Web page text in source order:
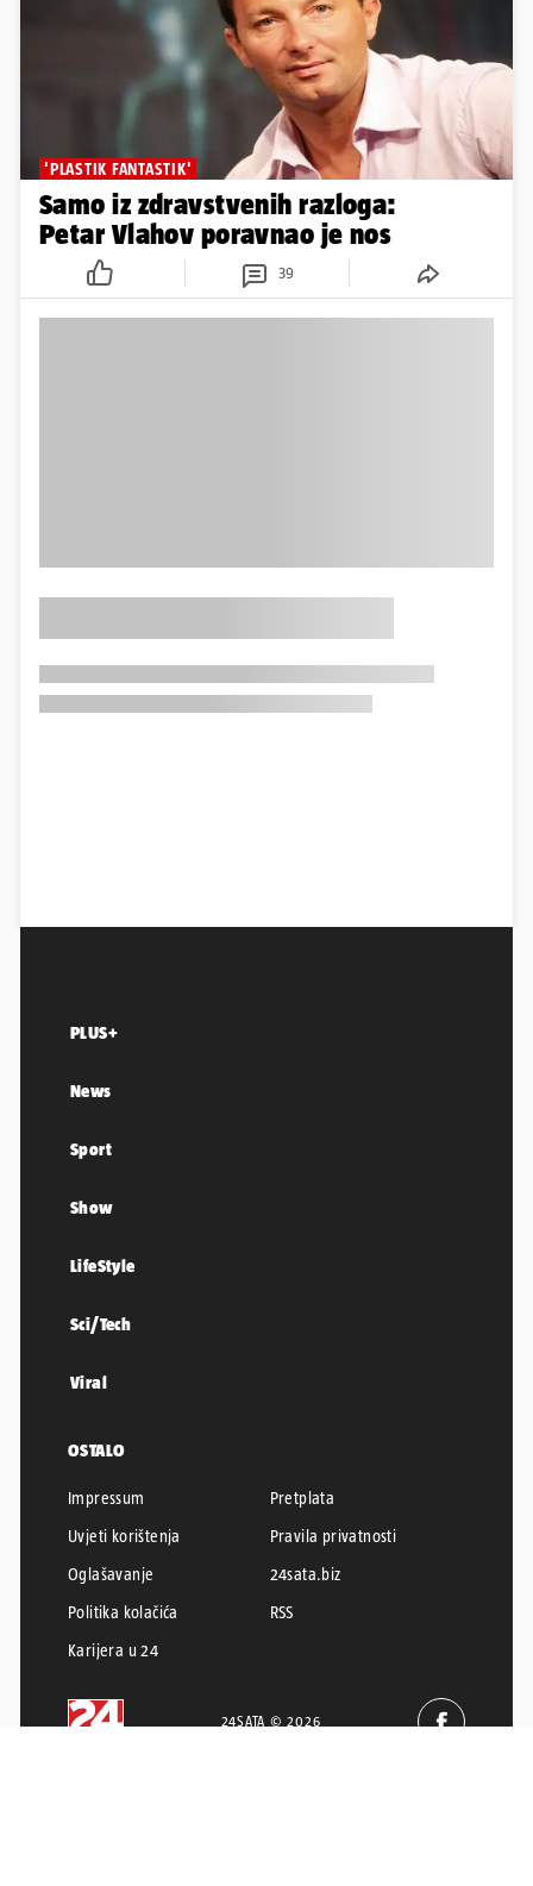
'PLASTIK FANTASTIK'
Samo iz zdravstvenih razloga:
Petar Vlahov poravnao je nos
39
PLUS+
News
Sport
Show
LifeStyle
Sci/Tech
Viral
OSTALO
Impressum
Pretplata
Uvjeti korištenja
Pravila privatnosti
Oglašavanje
24sata.biz
Politika kolačića
RSS
Karijera u 24
24SATA © 2026